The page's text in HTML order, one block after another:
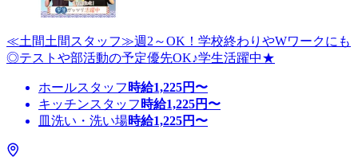
≪土間土間スタッフ≫週2～OK！学校終わりやWワークにも
◎テストや部活動の予定優先OK♪学生活躍中★
ホールスタッフ 時給1,225円〜
キッチンスタッフ 時給1,225円〜
皿洗い・洗い場時給1,225円〜